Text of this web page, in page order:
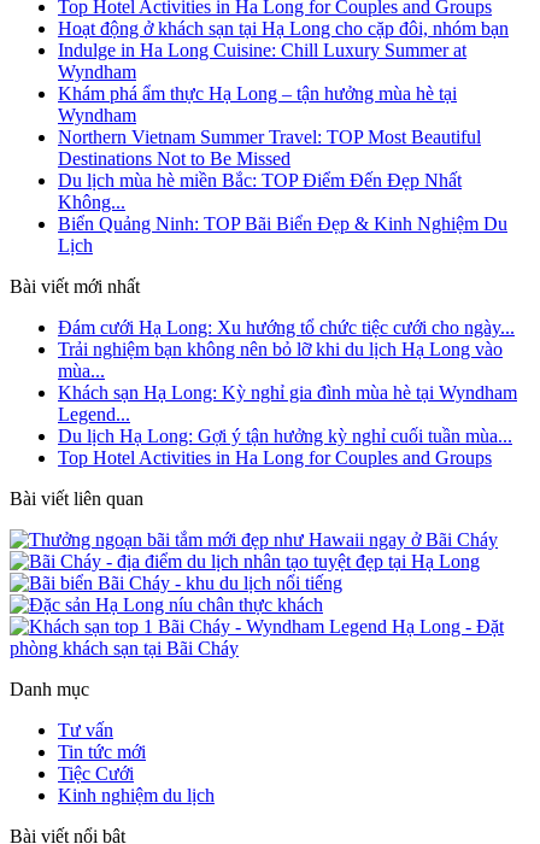
Top Hotel Activities in Ha Long for Couples and Groups
Hoạt động ở khách sạn tại Hạ Long cho cặp đôi, nhóm bạn
Indulge in Ha Long Cuisine: Chill Luxury Summer at
Wyndham
Khám phá ẩm thực Hạ Long – tận hưởng mùa hè tại
Wyndham
Northern Vietnam Summer Travel: TOP Most Beautiful
Destinations Not to Be Missed
Du lịch mùa hè miền Bắc: TOP Điểm Đến Đẹp Nhất
Không...
Biển Quảng Ninh: TOP Bãi Biển Đẹp & Kinh Nghiệm Du
Lịch
Bài viết mới nhất
Đám cưới Hạ Long: Xu hướng tổ chức tiệc cưới cho ngày...
Trải nghiệm bạn không nên bỏ lỡ khi du lịch Hạ Long vào
mùa...
Khách sạn Hạ Long: Kỳ nghỉ gia đình mùa hè tại Wyndham
Legend...
Du lịch Hạ Long: Gợi ý tận hưởng kỳ nghỉ cuối tuần mùa...
Top Hotel Activities in Ha Long for Couples and Groups
Bài viết liên quan
Danh mục
Tư vấn
Tin tức mới
Tiệc Cưới
Kinh nghiệm du lịch
Bài viết nổi bật